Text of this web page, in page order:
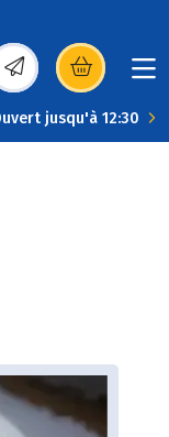
dans une
jusqu'à 12:30